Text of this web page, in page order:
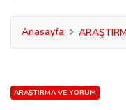
Anasayfa
ARAŞTIRMA VE YORUM